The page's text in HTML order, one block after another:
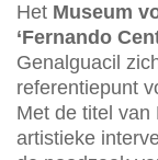
Het Museum
‘Fernando
Genalguacil
referentiepunt
Met de titel van
artistieke